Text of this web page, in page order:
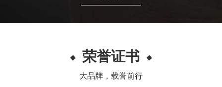
荣誉证书
大品牌，载誉前行